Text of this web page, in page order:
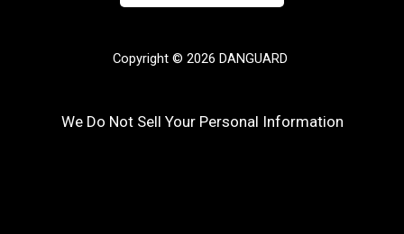
Copyright © 2026 DANGUARD
We Do Not Sell Your Personal Information